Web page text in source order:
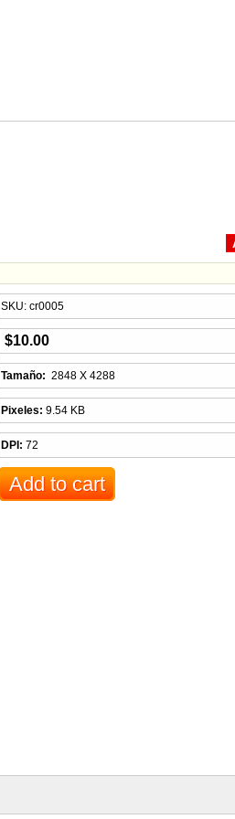
SKU: cr0005
$10.00
Tamaño: 2848 X 4288
Pixeles: 9.54 KB
DPI: 72